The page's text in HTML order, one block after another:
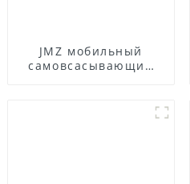
JMZ мобильный
самовсасывающий